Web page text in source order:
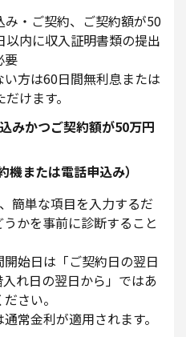
・ご契約、ご契約額が50
内に収入証明書類の提出
要
方は60日間無利息または
けます。
みかつご契約額が50万円
または電話申込み）
簡単な項目を入力するだ
かを事前に診断すること
始日は「ご契約日の翌日
れ日の翌日から」ではあ
さい。
常金利が適用されます。